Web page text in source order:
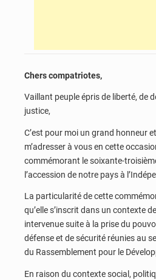
Chers compatriotes,
Vaillant peuple épris de liberté, de
justice,
C’est pour moi un grand honneur
m’adresser à vous en cette
commémorant le soixante-
l’accession de notre pays à
La particularité de cette
qu’elle s’inscrit dans un contexte
intervenue suite à la prise du
défense et de sécurité réunies au
du Rassemblement pour le
En raison du contexte social,